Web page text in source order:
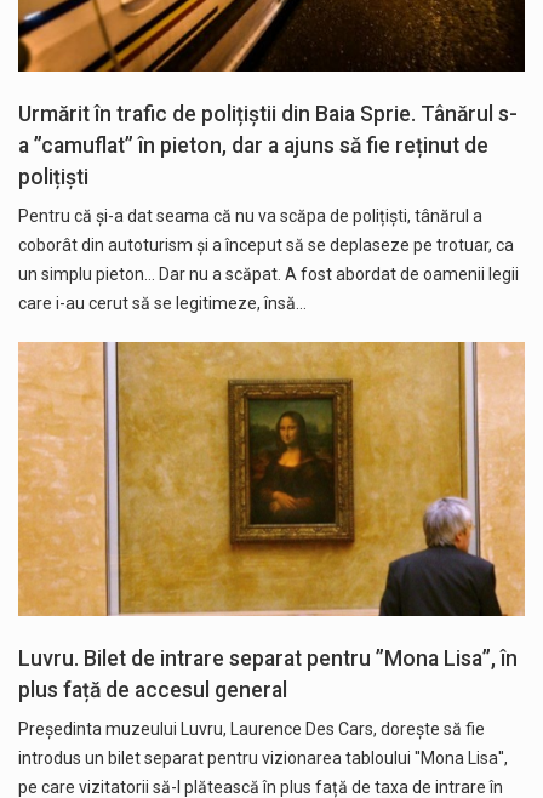
Urmărit în trafic de polițiștii din Baia Sprie. Tânărul s-
a ”camuflat” în pieton, dar a ajuns să fie reținut de
polițiști
Pentru că și-a dat seama că nu va scăpa de polițiști, tânărul a
coborât din autoturism și a început să se deplaseze pe trotuar, ca
un simplu pieton... Dar nu a scăpat. A fost abordat de oamenii legii
care i-au cerut să se legitimeze, însă…
Luvru. Bilet de intrare separat pentru ”Mona Lisa”, în
plus față de accesul general
Președinta muzeului Luvru, Laurence Des Cars, dorește să fie
introdus un bilet separat pentru vizionarea tabloului ''Mona Lisa'',
pe care vizitatorii să-l plătească în plus față de taxa de intrare în